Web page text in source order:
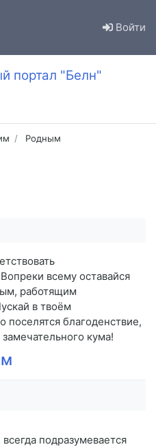
Войти
портал "Белн"
Родным
всему оставайся
работящим
в твоём
благоденствие,
кума!
подразумевается